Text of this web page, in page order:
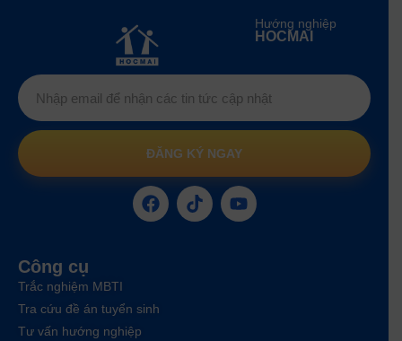
Hướng nghiệp
HOCMAI
ĐĂNG KÝ NGAY
Công cụ
Trắc nghiệm MBTI
Tra cứu đề án tuyển sinh
Tư vấn hướng nghiệp